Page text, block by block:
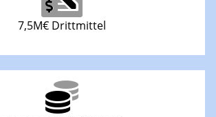
7,5M€ Drittmittel